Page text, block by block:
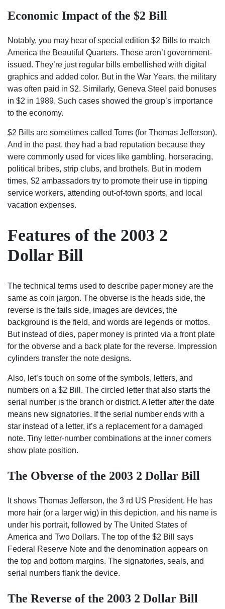
Economic Impact of the $2 Bill
Notably, you may hear of special edition $2 Bills to match
America the Beautiful Quarters. These aren’t government-
issued. They’re just regular bills embellished with digital
graphics and added color. But in the War Years, the military
was often paid in $2. Similarly, Geneva Steel paid bonuses
in $2 in 1989. Such cases showed the group’s importance
to the economy.
$2 Bills are sometimes called Toms (for Thomas Jefferson).
And in the past, they had a bad reputation because they
were commonly used for vices like gambling, horseracing,
political bribes, strip clubs, and brothels. But in modern
times, $2 ambassadors try to promote their use in tipping
service workers, attending out-of-town sports, and local
vacation expenses.
Features of the 2003 2
Dollar Bill
The technical terms used to describe paper money are the
same as coin jargon. The obverse is the heads side, the
reverse is the tails side, images are devices, the
background is the field, and words are legends or mottos.
But instead of dies, paper money is printed via a front plate
for the obverse and a back plate for the reverse. Impression
cylinders transfer the note designs.
Also, let’s touch on some of the symbols, letters, and
numbers on a $2 Bill. The circled letter that also starts the
serial number is the branch or district. A letter after the date
means new signatories. If the serial number ends with a
star instead of a letter, it’s a replacement for a damaged
note. Tiny letter-number combinations at the inner corners
show plate position.
The Obverse of the 2003 2 Dollar Bill
It shows Thomas Jefferson, the 3 rd US President. He has
more hair (or a larger wig) in this depiction, and his name is
under his portrait, followed by The United States of
America and Two Dollars. The top of the $2 Bill says
Federal Reserve Note and the denomination appears on
the top and bottom margins. The signatories, seals, and
serial numbers flank the device.
The Reverse of the 2003 2 Dollar Bill